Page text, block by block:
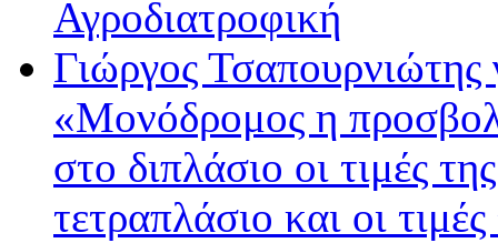
Αγροδιατροφική
Γιώργος
«Μονόδρομος η
στο διπλάσιο οι τιμές
τετραπλάσιο και οι